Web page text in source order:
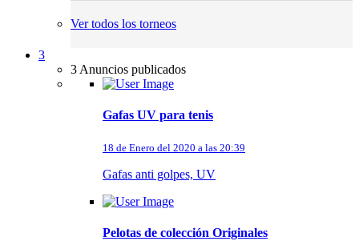
Ver todos los torneos
3
3 Anuncios publicados
Gafas UV para tenis
18 de Enero del 2020 a las 20:39
Gafas anti golpes, UV
Pelotas de colección Originales